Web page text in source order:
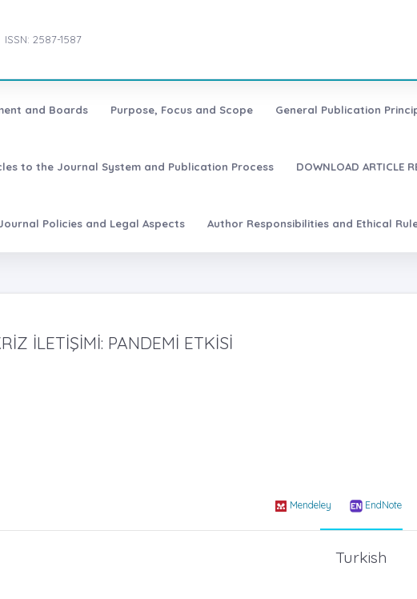
ISSN: 2587-1587
and Boards Purpose, Focus and Scope General Publication
to the Journal System and Publication Process DOWNLOAD ARTICLE
Policies and Legal Aspects Author Responsibilities and Ethical
İLETİŞİMİ: PANDEMİ ETKİSİ
Mendeley EndNote
Turkish